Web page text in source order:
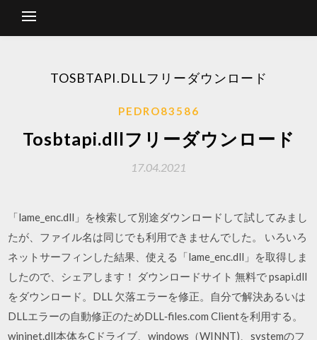
TOSBTAPI.DLLフリーダウンロード
PEDRO83586
Tosbtapi.dllフリーダウンロード
17.04.2021
「lame_enc.dll」を検索して別途ダウンロードして試してみまし
たが、ファイル名は同じでも利用できませんでした。 いろいろ
ネットサーフィンした結果、使える「lame_enc.dll」を取得しま
したので、シェアします！ ダウンロードサイト 無料で psapi.dll
をダウンロード。DLL 欠落エラーを修正。自分で解決あるいは
DLLエラーの自動修正のためDLL‑files.com Clientを利用する。
wininet.dll本体をCドライブ、windows（WINNT)、systemのフ